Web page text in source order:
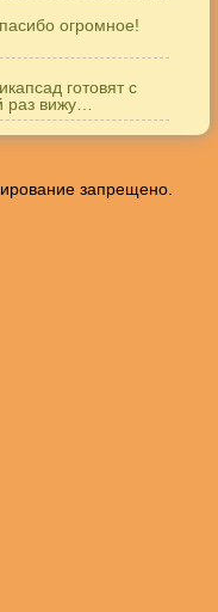
огромное!
готовят с
вижу…
готовили наши
запрещено.